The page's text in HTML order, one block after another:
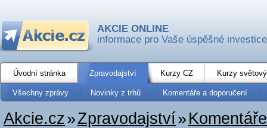
AKCIE ONLINE
informace pro Vaše úspěšné investice
Úvodní stránka Zpravodajství Kurzy CZ Kurzy
Všechny zprávy Novinky z trhů Komentáře a doporučení
Akcie.cz»Zpravodajství»